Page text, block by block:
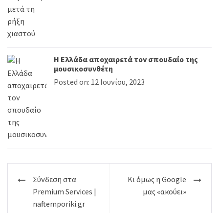
Η Ελλάδα αποχαιρετά τον σπουδαίο της
μουσικοσυνθέτη
Posted on: 12 Ιουνίου, 2023
Πλοήγηση
άρθρων
Σύνδεση στα
Premium Services |
naftemporiki.gr
Κι όμως η Google
μας «ακούει»